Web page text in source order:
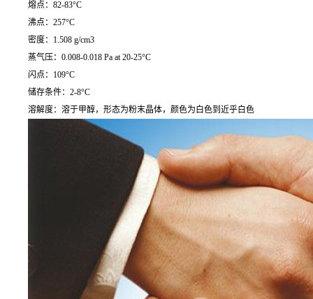
熔点：82-83°C
沸点：257°C
密度：1.508 g/cm3
蒸气压：0.008-0.018 Pa at 20-25°C
闪点：109°C
储存条件：2-8°C
溶解度：溶于甲醇，形态为粉末晶体，颜色为白色到近乎白色